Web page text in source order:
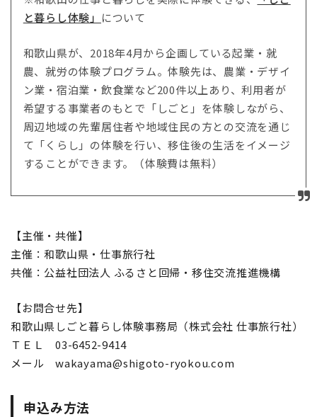
と暮らし体験」 について
和歌山県が、2018年4月から企画している起業・就
農、就労の体験プログラム。体験先は、農業・デザイ
ン業・宿泊業・飲食業など200件以上あり、利用者が
希望する事業者のもとで「しごと」を体験しながら、
周辺地域の先輩居住者や地域住民の方との交流を通じ
て「くらし」の体験を行い、移住後の生活をイメージ
することができます。（体験費は無料）
【主催・共催】
主催：和歌山県・仕事旅行社
共催：公益社団法人 ふるさと回帰・移住交流推進機構
【お問合せ先】
和歌山県しごと暮らし体験事務局（株式会社 仕事旅行社）
ＴＥＬ 03-6452-9414
メール wakayama@shigoto-ryokou.com
申込み方法